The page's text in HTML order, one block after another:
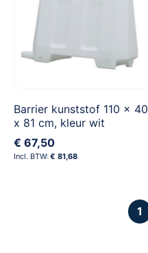
Barrier kunststof 110 x 40
x 81 cm, kleur wit
€ 67,50
€ 81,68
U
1